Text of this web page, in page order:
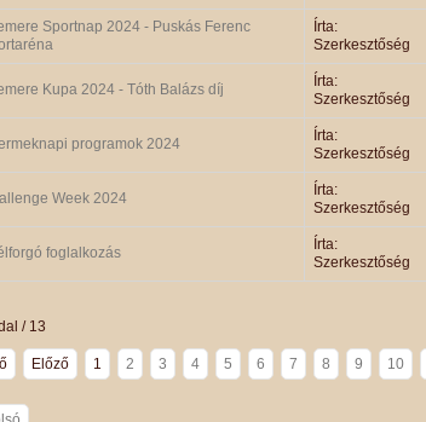
Sportnap 2024 - Puskás Ferenc
Írta:
Szerkesztőség
Kupa 2024 - Tóth Balázs díj
Írta:
Szerkesztőség
programok 2024
Írta:
Szerkesztőség
Week 2024
Írta:
Szerkesztőség
foglalkozás
Írta:
Szerkesztőség
/ 13
Előző 1 2 3 4 5 6 7 8 9 10